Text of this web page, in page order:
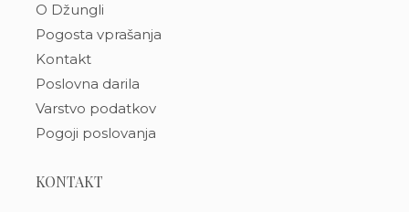
O Džungli
Pogosta vprašanja
Kontakt
Poslovna darila
Varstvo podatkov
Pogoji poslovanja
KONTAKT